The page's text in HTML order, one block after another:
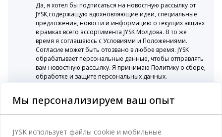
Да, я хотел бы подписаться на новостную рассылку от
JYSK,содержащую вдохновляющие идеи, специальные
предложения, новости и информацию о текущих акциях
в рамках всего ассортимента JYSK Молдова. В то же
время я соглашаюсь с Условиями и Положениями.
Согласие может быть отозвано в любое время. JYSK
обрабатывает персональные данные, чтобы отправлять
вам новостную рассылку. Я принимаю Политику о сборе,
обработке и защите персональных данных.
Категории
Мы персонализируем ваш опыт
JYSK использует файлы cookie и мобильные